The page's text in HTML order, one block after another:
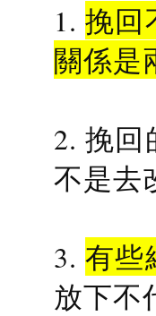
1.挽回
關係是
2. 挽回
不是去
3.有些
放下不